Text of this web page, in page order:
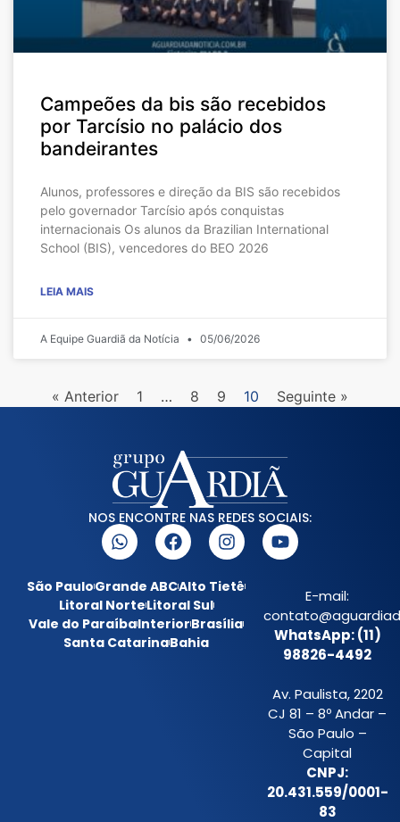
Campeões da bis são recebidos
por Tarcísio no palácio dos
bandeirantes
Alunos, professores e direção da BIS são recebidos
pelo governador Tarcísio após conquistas
internacionais Os alunos da Brazilian International
School (BIS), vencedores do BEO 2026
LEIA MAIS
A Equipe Guardiã da Notícia 05/06/2026
« Anterior 1 … 8 9 10 Seguinte »
NOS ENCONTRE NAS REDES SOCIAIS:
São PauloGrande ABCAlto Tietê
Litoral NorteLitoral Sul
Vale do ParaíbaInteriorBrasília
Santa CatarinaBahia
E-mail:
WhatsApp: (11)
98826-4492
Av. Paulista, 2202
CJ 81 – 8º Andar –
São Paulo –
Capital
CNPJ:
20.431.559/0001-
83